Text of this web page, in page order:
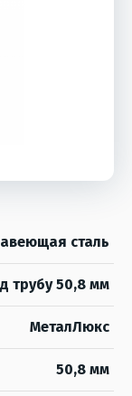
сталь
трубу 50,8 мм
МеталЛюкс
50,8 мм